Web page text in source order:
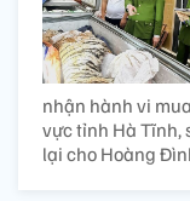
nhận hành vi
vực tỉnh Hà Tĩnh,
lại cho Hoàng